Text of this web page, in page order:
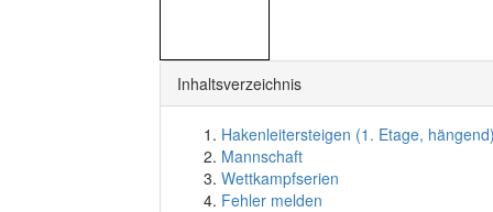
Inhaltsverzeichnis
Hakenleitersteigen (1. Etage,
Mannschaft
Wettkampfserien
Fehler melden